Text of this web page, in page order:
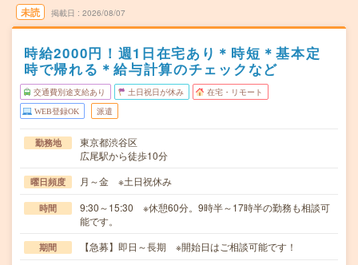
未読 掲載日 2026/08/07
時給2000円！週1日在宅あり＊時短＊基本定
時で帰れる＊給与計算のチェックなど
交通費別途支給あり 土日祝日が休み 在宅・リモート
WEB登録OK 派遣
勤務地
東京都渋谷区
広尾駅から徒歩10分
曜日頻度 月～金 ※土日祝休み
時間
9:30～15:30 ※休憩60分。9時半～17時半の勤務も相談可
能です。
期間 【急募】即日～長期 ※開始日はご相談可能です！